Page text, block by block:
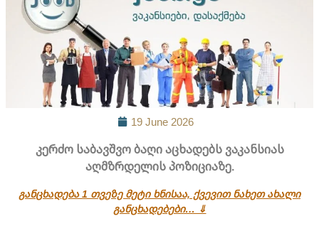
19 June 2026
კერძო საბავშვო ბაღი აცხადებს ვაკანსიას
აღმზრდელის პოზიციაზე.
განცხადება 1 თვეზე მეტი ხნისაა, ქვევით ნახეთ ახალი
განცხადებები… ⇓